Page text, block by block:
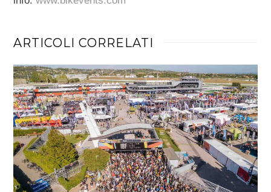
ARTICOLI CORRELATI